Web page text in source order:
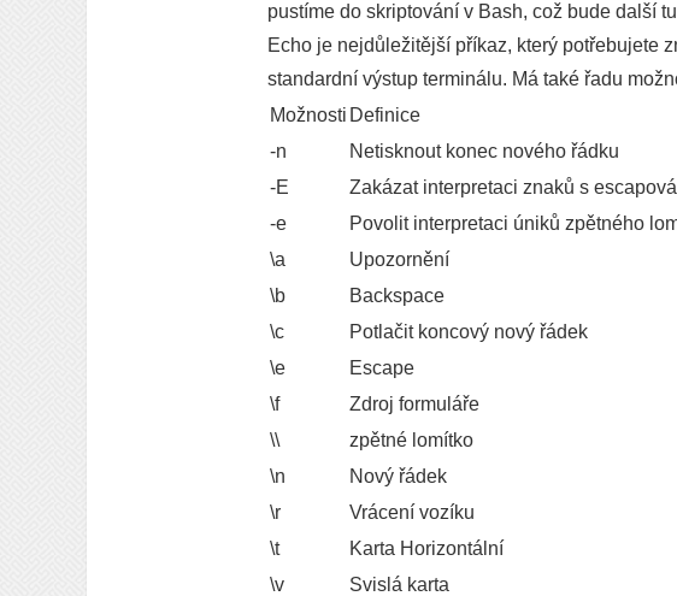
pustíme do skriptování v Bash, což bude další
Echo je nejdůležitější příkaz, který potřebujete
standardní výstup terminálu. Má také řadu
Možnosti Definice
-n
Netisknout konec nového řádku
-E
Zakázat interpretaci znaků s
-e
Povolit interpretaci úniků zpětného
\a
Upozornění
\b
Backspace
\c
Potlačit koncový nový řádek
\e
Escape
\f
Zdroj formuláře
\\
zpětné lomítko
\n
Nový řádek
\r
Vrácení vozíku
\t
Karta Horizontální
\v
Svislá karta